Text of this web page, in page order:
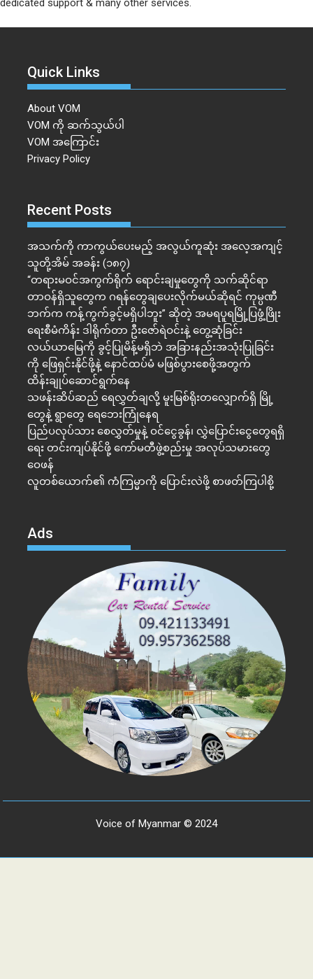
dedicated support & many other services.
Quick Links
About VOM
VOM ကို ဆက်သွယ်ပါ
VOM အကြောင်း
Privacy Policy
Recent Posts
အသက်ကို ကာကွယ်ပေးမည့် အလွယ်ကူဆုံး အလေ့အကျင့်
သူတို့အိမ် အခန်း (၁၈၇)
“တရားမဝင်အကွက်ရိုက် ရောင်းချမှုတွေကို သက်ဆိုင်ရာ
တာဝန်ရှိသူတွေက ဂရန်တွေချပေးလိုက်မယ်ဆိုရင် ကုမ္ပဏီ
ဘက်က ကန့်ကွက်ခွင့်မရှိပါဘူး” ဆိုတဲ့ အမရပူရမြို့ပြဖွံ့ဖြိုး
ရေးစီမံကိန်း ဒါရိုက်တာ ဦးဇော်ရဲဝင်းနဲ့ တွေ့ဆုံခြင်း
လယ်ယာမြေကို ခွင့်ပြုမိန့်မရှိဘဲ အခြားနည်းအသုံးပြုခြင်း
ကို ဖြေရှင်းနိုင်ဖို့နဲ့ နောင်ထပ်မံ မဖြစ်ပွားစေဖို့အတွက်
ထိန်းချုပ်ဆောင်ရွက်နေ
သဖန်းဆိပ်ဆည် ရေလွှတ်ချလို့ မူးမြစ်ရိုးတလျှောက်ရှိ မြို့
တွေနဲ့ ရွာတွေ ရေဘေးကြုံနေရ
ပြည်ပလုပ်သား စေလွှတ်မှုနဲ့ ဝင်ငွေခွန်၊ လွှဲပြောင်းငွေတွေရရှိ
ရေး တင်းကျပ်နိုင်ဖို့ ကော်မတီဖွဲ့စည်းမှု အလုပ်သမားတွေ
ဝေဖန်
လူတစ်ယောက်၏ ကံကြမ္မာကို ပြောင်းလဲဖို့ စာဖတ်ကြပါစို့
Ads
Voice of Myanmar © 2024